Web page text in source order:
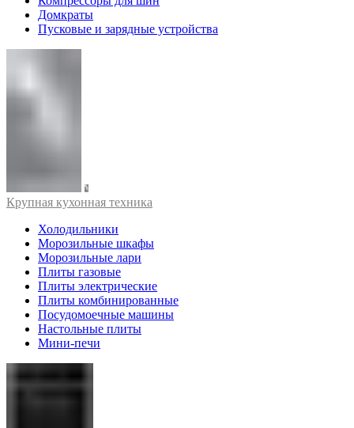
Домкраты
Пусковые и зарядные устройства
Крупная кухонная техника
Холодильники
Морозильные шкафы
Морозильные лари
Плиты газовые
Плиты электрические
Плиты комбинированные
Посудомоечные машины
Настольные плиты
Мини-печи